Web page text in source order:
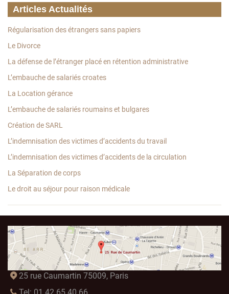
Articles Actualités
Régularisation des étrangers sans papiers
Le Divorce
La défense de l’étranger placé en rétention administrative
L’embauche de salariés croates
La Location gérance
L’embauche de salariés roumains et bulgares
Création de SARL
L’indemnisation des victimes d’accidents du travail
L’indemnisation des victimes d’accidents de la circulation
La Séparation de corps
Le droit au séjour pour raison médicale
25 rue Caumartin 75009, Paris
Tel: 01.42.65.40.66